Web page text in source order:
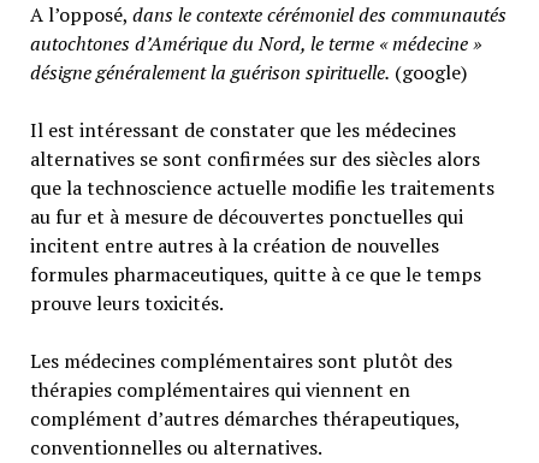
A l’opposé, dans le contexte cérémoniel des communautés
autochtones d’Amérique du Nord, le terme « médecine »
désigne généralementla guérison spirituelle. (google)
Il est intéressant de constater que les médecines
alternatives se sont confirmées sur des siècles alors
que la technoscience actuelle modifie les traitements
au fur et à mesure de découvertes ponctuelles qui
incitent entre autres à la création de nouvelles
formules pharmaceutiques, quitte à ce que le temps
prouve leurs toxicités.
Les médecines complémentaires sont plutôt des
thérapies complémentaires qui viennent en
complément d’autres démarches thérapeutiques,
conventionnelles ou alternatives.